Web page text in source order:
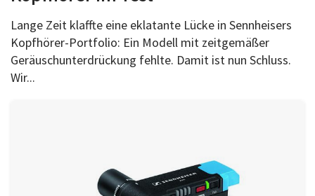
Lange Zeit klaffte eine eklatante Lücke in Sennheisers
Kopfhörer-Portfolio: Ein Modell mit zeitgemäßer
Geräuschunterdrückung fehlte. Damit ist nun Schluss.
Wir...